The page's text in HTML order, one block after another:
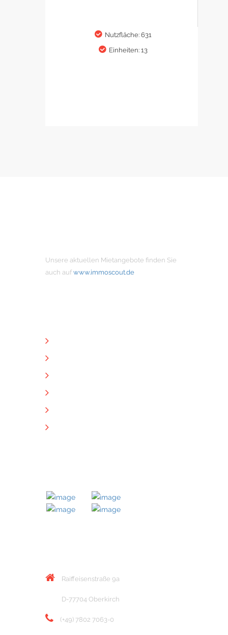
Nutzfläche: 631
Einheiten: 13
Unsere aktuellen Mietangebote finden Sie
auch auf www.immoscout.de
Raiffeisenstraße 9a
D-77704 Oberkirch
(+49) 7802 7063-0